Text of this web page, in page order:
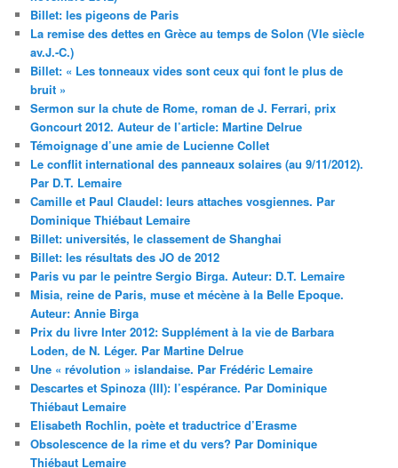
Billet: les pigeons de Paris
La remise des dettes en Grèce au temps de Solon (VIe siècle
av.J.-C.)
Billet: « Les tonneaux vides sont ceux qui font le plus de
bruit »
Sermon sur la chute de Rome, roman de J. Ferrari, prix
Goncourt 2012. Auteur de l’article: Martine Delrue
Témoignage d’une amie de Lucienne Collet
Le conflit international des panneaux solaires (au 9/11/2012).
Par D.T. Lemaire
Camille et Paul Claudel: leurs attaches vosgiennes. Par
Dominique Thiébaut Lemaire
Billet: universités, le classement de Shanghai
Billet: les résultats des JO de 2012
Paris vu par le peintre Sergio Birga. Auteur: D.T. Lemaire
Misia, reine de Paris, muse et mécène à la Belle Epoque.
Auteur: Annie Birga
Prix du livre Inter 2012: Supplément à la vie de Barbara
Loden, de N. Léger. Par Martine Delrue
Une « révolution » islandaise. Par Frédéric Lemaire
Descartes et Spinoza (III): l’espérance. Par Dominique
Thiébaut Lemaire
Elisabeth Rochlin, poète et traductrice d’Erasme
Obsolescence de la rime et du vers? Par Dominique
Thiébaut Lemaire